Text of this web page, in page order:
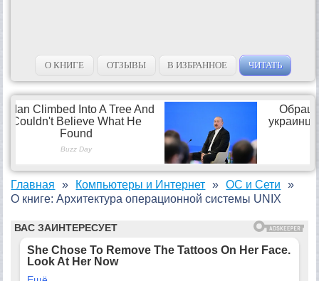
О КНИГЕ ОТЗЫВЫ В ИЗБРАННОЕ ЧИТАТЬ
Главная Компьютеры и Интернет
ОС и Сети
О книге: Архитектура операционной системы UNIX